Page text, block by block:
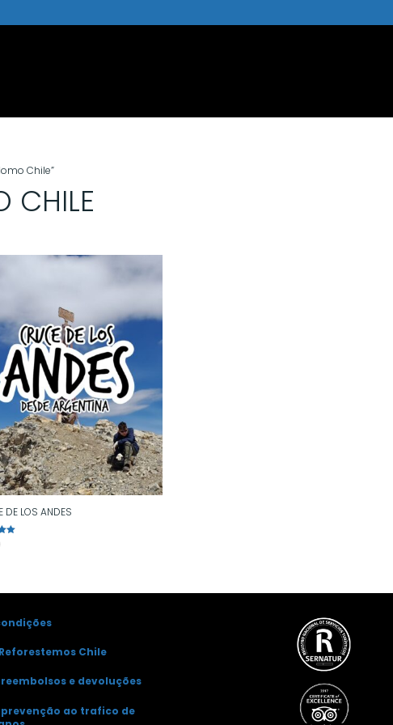
Chile”
CHILE
DE LOS ANDES
Chile
e devoluções
ao trafico de